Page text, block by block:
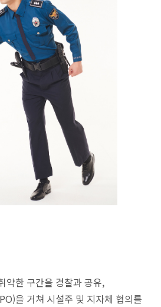
약한 구간을 경찰과 공유,
을 거쳐 시설주 및 지자체 협의를